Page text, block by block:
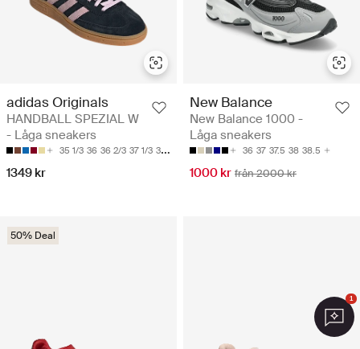
adidas Originals
HANDBALL SPEZIAL W
- Låga sneakers
35 1/3 36 36 2/3 37 1/3 38
1349 kr
New Balance
New Balance 1000 -
Låga sneakers
36 37 37.5 38 38.5
1000 kr från 2000 kr
50% Deal
1